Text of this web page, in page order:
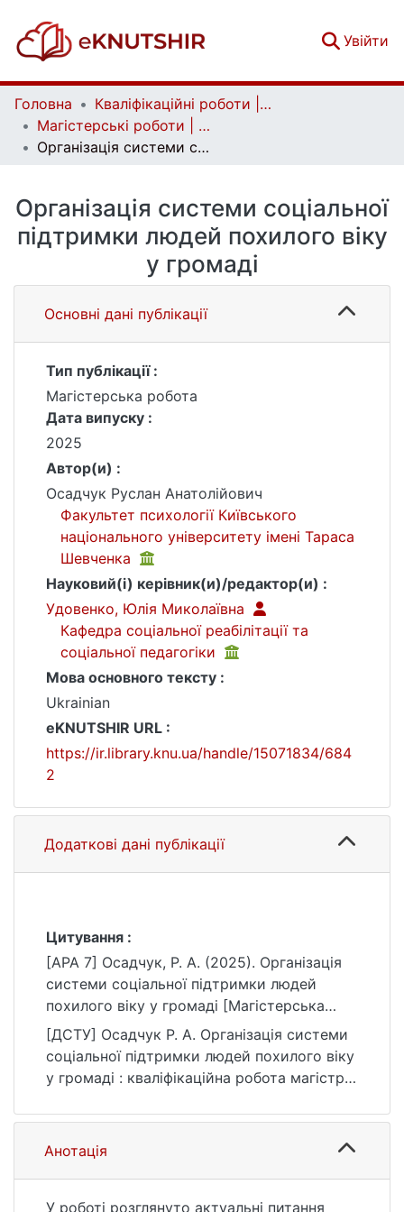
Увійти
Головна
Кваліфікаційні роботи | Qualifying works
Магістерські роботи | Master's theses
Організація системи соціальної підтримки людей похилого віку у громаді
Організація системи соціальної
підтримки людей похилого віку
у громаді
Основні дані публікації
Тип публікації :
Магістерська робота
Дата випуску :
2025
Автор(и) :
Осадчук Руслан Анатолійович
Факультет психології Київського
національного університету імені Тараса
Шевченка
Науковий(і) керівник(и)/редактор(и) :
Удовенко, Юлія Миколаївна
Кафедра соціальної реабілітації та
соціальної педагогіки
Мова основного тексту :
Ukrainian
eKNUTSHIR URL :
https://ir.library.knu.ua/handle/15071834/684
2
Додаткові дані публікації
Цитування :
[APA 7] Осадчук, Р. А. (2025). Організація
системи соціальної підтримки людей
похилого віку у громаді [Магістерська
робота, Київський національний
університет імені Тараса Шевченка].
eKNUTSHIR.
https://ir.library.knu.ua/handle/15071834/684
2
[ДСТУ] Осадчук Р. А. Організація системи
соціальної підтримки людей похилого віку
у громаді : кваліфікаційна робота магістра
кер. Ю. М. Удовенко. Київ, 2025. 121 с. URL:
https://ir.library.knu.ua/handle/15071834/684
2 (дата звернення: 25.07.2026).
Анотація
У роботі розглянуто актуальні питання